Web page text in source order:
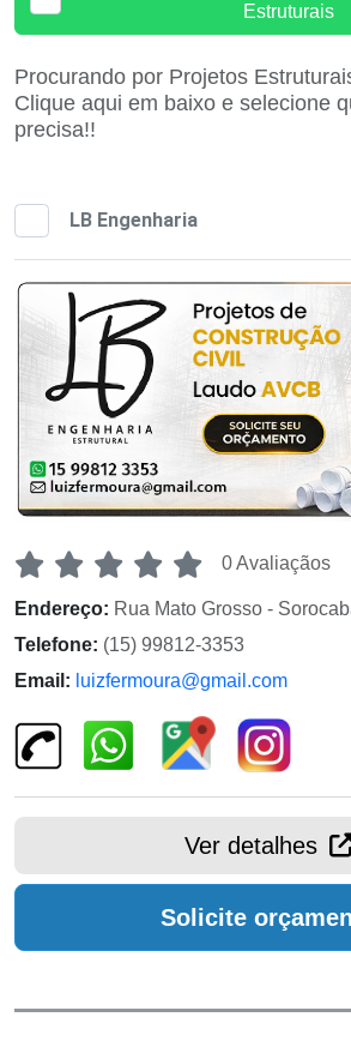
Estruturais
Procurando por Projetos
Clique aqui em baixo e selecione
precisa!!
LB Engenharia
0 Avaliaçãos
Endereço: Rua Mato Grosso -
Telefone: (15) 99812-3353
Email: luizfermoura@gmail.com
Ver detalhes
Solicite